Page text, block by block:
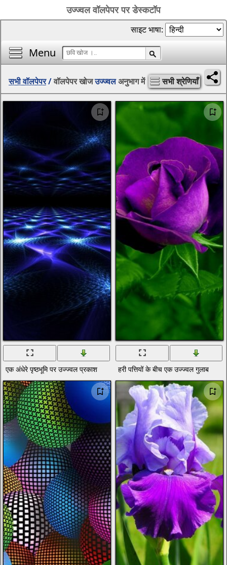
उज्ज्वल वॉलपेपर पर डेस्कटॉप
Menu
साइट भाषा:
सभी वॉलपेपर/वॉलपेपर खोजउज्ज्वलअनुभाग में सभी श्रेणियाँ
एक अंधेरे पृष्ठभूमि पर उज्ज्वल प्रकाश हरी पत्तियों के बीच एक उज्ज्वल गुलाब